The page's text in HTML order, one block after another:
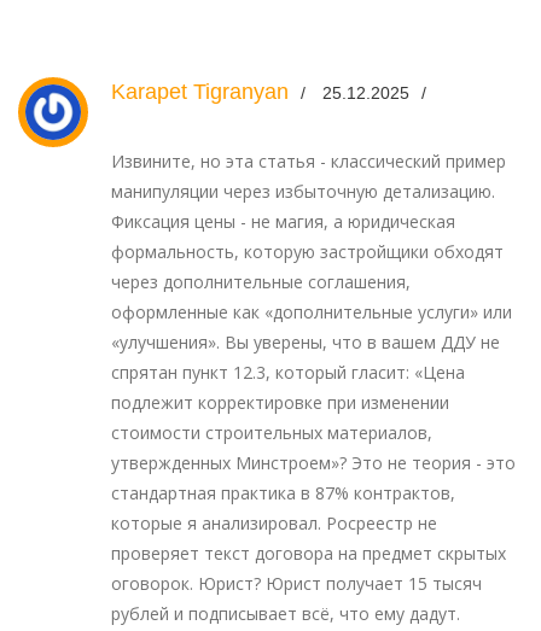
Karapet Tigranyan 25.12.2025
Извините, но эта статья - классический пример
манипуляции через избыточную детализацию.
Фиксация цены - не магия, а юридическая
формальность, которую застройщики обходят
через дополнительные соглашения,
оформленные как «дополнительные услуги» или
«улучшения». Вы уверены, что в вашем ДДУ не
спрятан пункт 12.3, который гласит: «Цена
подлежит корректировке при изменении
стоимости строительных материалов,
утвержденных Минстроем»? Это не теория - это
стандартная практика в 87% контрактов,
которые я анализировал. Росреестр не
проверяет текст договора на предмет скрытых
оговорок. Юрист? Юрист получает 15 тысяч
рублей и подписывает всё, что ему дадут.